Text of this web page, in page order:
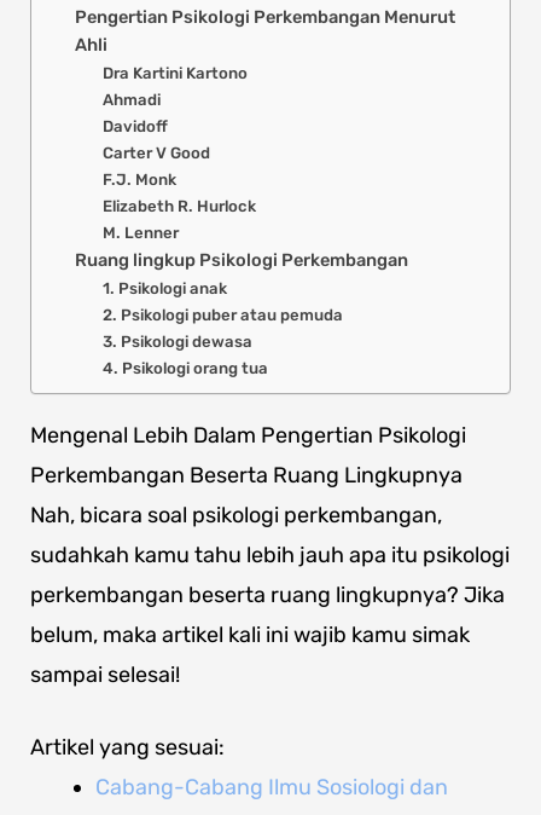
Pengertian Psikologi Perkembangan Menurut
Ahli
Dra Kartini Kartono
Ahmadi
Davidoff
Carter V Good
F.J. Monk
Elizabeth R. Hurlock
M. Lenner
Ruang lingkup Psikologi Perkembangan
1. Psikologi anak
2. Psikologi puber atau pemuda
3. Psikologi dewasa
4. Psikologi orang tua
Mengenal Lebih Dalam Pengertian Psikologi
Perkembangan Beserta Ruang Lingkupnya
Nah, bicara soal psikologi perkembangan,
sudahkah kamu tahu lebih jauh apa itu psikologi
perkembangan beserta ruang lingkupnya? Jika
belum, maka artikel kali ini wajib kamu simak
sampai selesai!
Artikel yang sesuai:
Cabang-Cabang Ilmu Sosiologi dan